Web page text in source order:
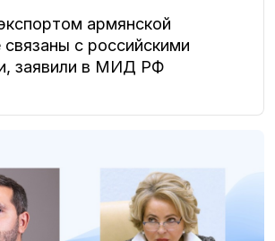
армянской
с российскими
заявили в МИД РФ